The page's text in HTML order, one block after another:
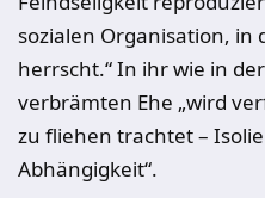
sozialen Organisation, in
herrscht.“ In ihr wie in
verbrämten Ehe „wird
zu fliehen trachtet –
Abhängigkeit“.